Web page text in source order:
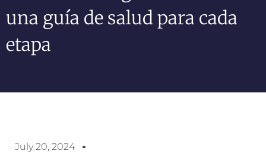
una guía de salud para cada
etapa
July 20, 2024